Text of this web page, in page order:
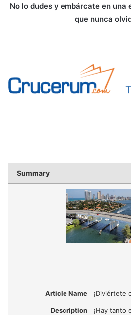
No lo dudes y embárcate en una
que nunca
Summary
Article Name ¡Diviértete
Description
¡Hay tanto